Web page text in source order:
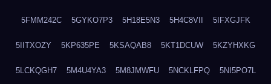
5FMM242C 5GYKO7P3 5H18E5N3 5H4C8VII 5IFXGJFK
5IITXOZY 5KP635PE 5KSAQAB8 5KT1DCUW 5KZYHXKG
5LCKQGH7 5M4U4YA3 5M8JMWFU 5NCKLFPQ 5NI5PO7L